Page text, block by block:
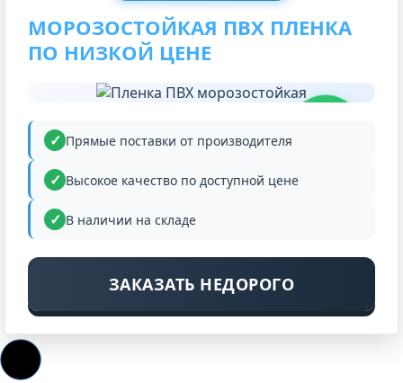
МОРОЗОСТОЙКАЯ ПВХ ПЛЕНКА
ПО НИЗКОЙ ЦЕНЕ
Прямые поставки от производителя
Высокое качество по доступной цене
В наличии на складе
ЗАКАЗАТЬ НЕДОРОГО